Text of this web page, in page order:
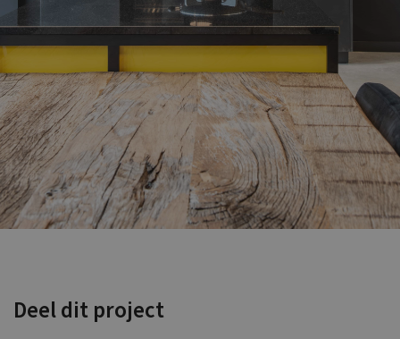
Deel dit project